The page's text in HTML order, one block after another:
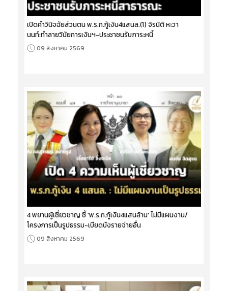
เปิดคำวินิจฉัยส่วนตน พ.ร.ก.กู้เงิน4แสนล.(1) จิรนิติ หะวา
นนท์:ทำลายวินัยการเงินฯ-ประชาชนรับภาระหนี้
09 สิงหาคม 2569
4 พยานผู้เชี่ยวชาญ ชี้ 'พ.ร.ก.กู้เงิน4แสนล้าน' ไม่มีแผนงาน/
โครงการเป็นรูปธรรม-เบียดบังรายจ่ายอื่น
09 สิงหาคม 2569